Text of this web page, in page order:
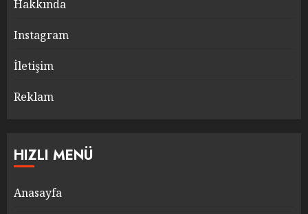
Hakkında
Instagram
İletişim
Reklam
HIZLI MENÜ
Anasayfa